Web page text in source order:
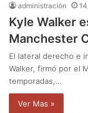
administración
Kyle Walker
Manchester
El lateral derecho e
Walker, firmó por el
temporadas,…
Ver Mas »